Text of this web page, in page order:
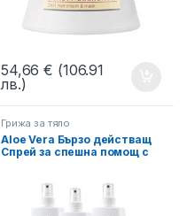
54,66€ (106.91
лв.)
Грижа за тяло
Aloe Vera Бързо действащ
Спрей за спешна помощ с